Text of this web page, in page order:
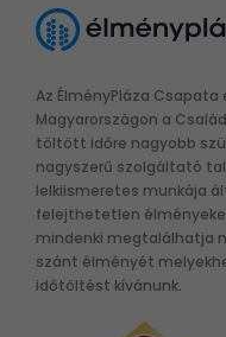
Az ÉlményPláza
Magyarországon a
töltött időre nagyobb
nagyszerű szolgáltató
lelkiismeretes munkája
felejthetetlen
mindenki megtalálhatja
szánt élményét
időtöltést kívánunk.